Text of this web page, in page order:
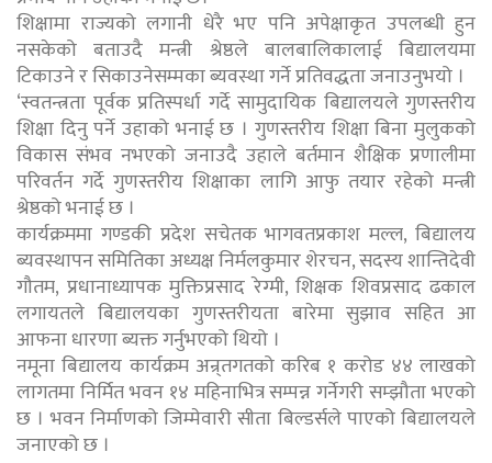
शिक्षामा राज्यको लगानी धेरै भए पनि अपेक्षाकृत उपलब्धी हुन
नसकेको बताउदै मन्त्री श्रेष्ठले बालबालिकालाई बिद्यालयमा
टिकाउने र सिकाउनेसम्मका ब्यवस्था गर्ने प्रतिवद्धता जनाउनुभयो ।
‘स्वतन्त्रता पूर्वक प्रतिस्पर्धा गर्दे सामुदायिक बिद्यालयले गुणस्तरीय
शिक्षा दिनु पर्ने उहाको भनाई छ । गुणस्तरीय शिक्षा बिना मुलुकको
विकास संभव नभएको जनाउदै उहाले बर्तमान शैक्षिक प्रणालीमा
परिवर्तन गर्दे गुणस्तरीय शिक्षाका लागि आफु तयार रहेको मन्त्री
श्रेष्ठको भनाई छ ।
कार्यक्रममा गण्डकी प्रदेश सचेतक भागवतप्रकाश मल्ल, बिद्यालय
ब्यवस्थापन समितिका अध्यक्ष निर्मलकुमार शेरचन, सदस्य शान्तिदेवी
गौतम, प्रधानाध्यापक मुक्तिप्रसाद रेग्मी, शिक्षक शिवप्रसाद ढकाल
लगायतले बिद्यालयका गुणस्तरीयता बारेमा सुझाव सहित आ
आफना धारणा ब्यक्त गर्नुभएको थियो ।
नमूना बिद्यालय कार्यक्रम अन्र्तगतको करिब १ करोड ४४ लाखको
लागतमा निर्मित भवन १४ महिनाभित्र सम्पन्न गर्नेगरी सम्झौता भएको
छ । भवन निर्माणको जिम्मेवारी सीता बिल्डर्सले पाएको बिद्यालयले
जनाएको छ ।